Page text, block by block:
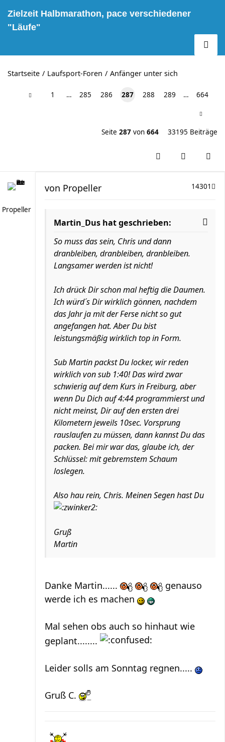
Zielzeit Halbmarathon, pace verschiedener
"Läufe"
Startseite Laufsport-Foren Anfänger unter sich
1 … 285 286 287 288 289 … 664
Seite 287 von 664 33195 Beiträge
Propeller
14301
von Propeller
Martin_Dus hat geschrieben:
So muss das sein, Chris und dann
dranbleiben, dranbleiben, dranbleiben.
Langsamer werden ist nicht!
Ich drück Dir schon mal heftig die Daumen.
Ich würd´s Dir wirklich gönnen, nachdem
das Jahr ja mit der Ferse nicht so gut
angefangen hat. Aber Du bist
leistungsmäßig wirklich top in Form.
Sub Martin packst Du locker, wir reden
wirklich von sub 1:40! Das wird zwar
schwierig auf dem Kurs in Freiburg, aber
wenn Du Dich auf 4:44 programmierst und
nicht meinst, Dir auf den ersten drei
Kilometern jeweils 10sec. Vorsprung
rauslaufen zu müssen, dann kannst Du das
packen. Bei mir war das, glaube ich, der
Schlüssel: mit gebremstem Schaum
loslegen.
Also hau rein, Chris. Meinen Segen hast Du
Gruß
Martin
Danke Martin......
genauso
werde ich es machen
Mal sehen obs auch so hinhaut wie
geplant........
Leider solls am Sonntag regnen.....
Gruß C.